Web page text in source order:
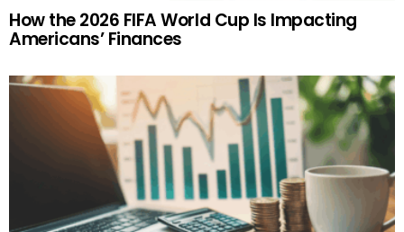
How the 2026 FIFA World Cup Is Impacting
Americans’ Finances